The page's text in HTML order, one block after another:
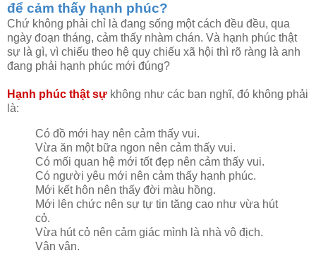
để cảm thấy hạnh phúc?
Chứ không phải chỉ là đang sống một cách đều đều, qua
ngày đoạn tháng, cảm thấy nhàm chán. Và hạnh phúc thật
sự là gì, vì chiếu theo hệ quy chiếu xã hội thì rõ ràng là anh
đang phải hạnh phúc mới đúng?
Hạnh phúc thật sự không như các bạn nghĩ, đó không phải
là:
Có đồ mới hay nên cảm thấy vui.
Vừa ăn một bữa ngon nên cảm thấy vui.
Có mối quan hệ mới tốt đẹp nên cảm thấy vui.
Có người yêu mới nên cảm thấy hạnh phúc.
Mới kết hôn nên thấy đời màu hồng.
Mới lên chức nên sự tự tin tăng cao như vừa hút
cỏ.
Vừa hút cỏ nên cảm giác mình là nhà vô địch.
Vân vân.